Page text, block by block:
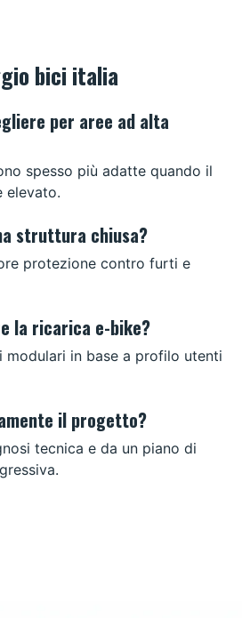
bici italia
per aree ad alta
spesso più adatte quando il
elevato.
struttura chiusa?
protezione contro furti e
la ricarica e-bike?
modulari in base a profilo utenti
il progetto?
tecnica e da un piano di